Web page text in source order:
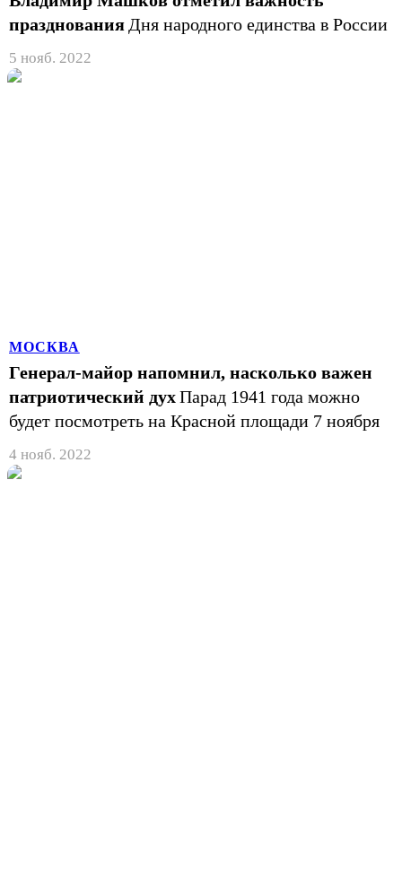
празднования Дня народного единства в России
5 нояб. 2022
МОСКВА
Генерал-майор напомнил, насколько важен
патриотический духПарад 1941 года можно
будет посмотреть на Красной площади 7 ноября
4 нояб. 2022